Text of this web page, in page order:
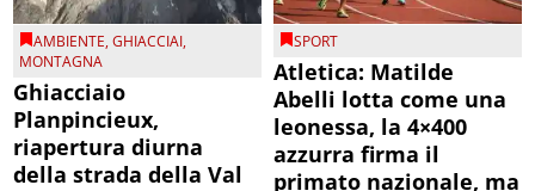
AMBIENTE,GHIACCIAI,
MONTAGNA
Ghiacciaio
Planpincieux,
riapertura diurna
della strada della Val
SPORT
Atletica: Matilde
Abelli lotta come una
leonessa, la 4×400
azzurra firma il
primato nazionale, ma